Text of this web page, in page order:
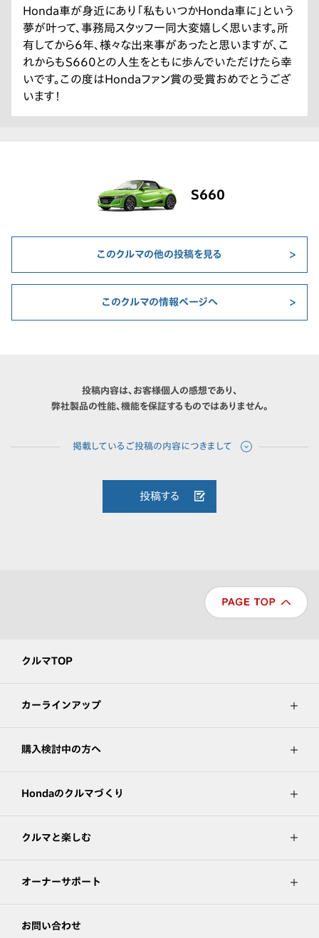
Honda車が身近にあり「私もいつかHonda車に」という
夢が叶って、事務局スタッフ一同大変嬉しく思います。所
有してから6年、様々な出来事があったと思いますが、こ
れからもS660との人生をともに歩んでいただけたら幸
いです。この度はHondaファン賞の受賞おめでとうござ
います！
S660
このクルマの他の投稿を見る
このクルマの情報ページへ
投稿内容は、お客様個人の感想であり、
弊社製品の性能、機能を保証するものではありません。
投稿する
クルマTOP
カーラインアップ
購入検討中の方へ
Hondaのクルマづくり
クルマと楽しむ
オーナーサポート
お問い合わせ